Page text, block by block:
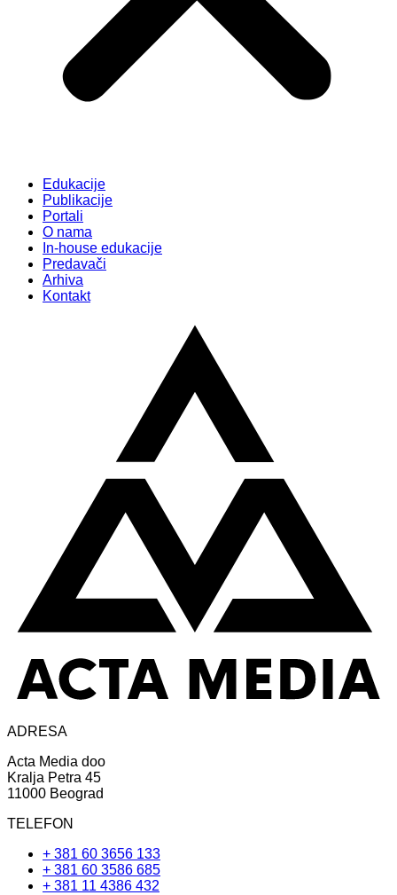
Edukacije
Publikacije
Portali
O nama
In-house edukacije
Predavači
Arhiva
Kontakt
ADRESA
Acta Media doo
Kralja Petra 45
11000 Beograd
TELEFON
+ 381 60 3656 133
+ 381 60 3586 685
+ 381 11 4386 432